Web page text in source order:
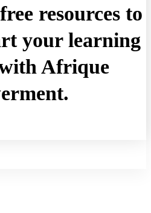
resources to
your learning
Afrique